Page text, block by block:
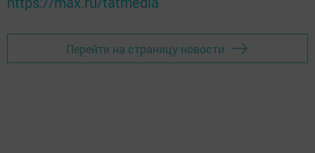
Перейти на страницу новости